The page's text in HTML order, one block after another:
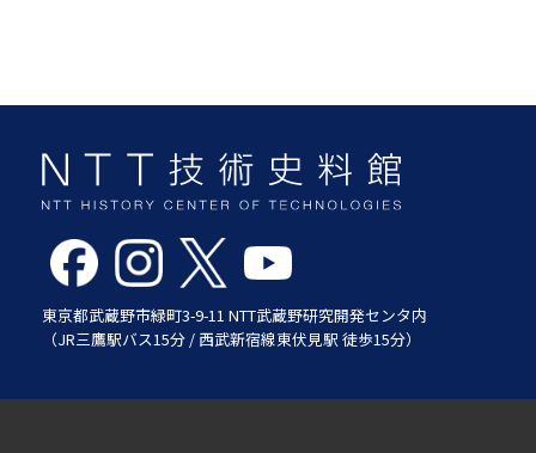
東京都武蔵野市緑町3-9-11 NTT武蔵野研究開発センタ内
（JR三鷹駅バス15分 / 西武新宿線東伏見駅 徒歩15分）